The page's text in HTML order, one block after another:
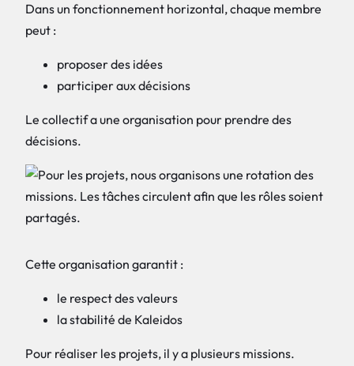
Dans un fonctionnement horizontal, chaque membre
peut :
proposer des idées
participer aux décisions
Le collectif a une organisation pour prendre des
décisions.
Cette organisation garantit :
le respect des valeurs
la stabilité de Kaleidos
Pour réaliser les projets, il y a plusieurs missions.